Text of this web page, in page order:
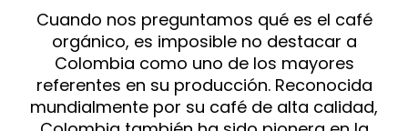
Cuando nos preguntamos qué es el café
orgánico, es imposible no destacar a
Colombia como uno de los mayores
referentes en su producción. Reconocida
mundialmente por su café de alta calidad,